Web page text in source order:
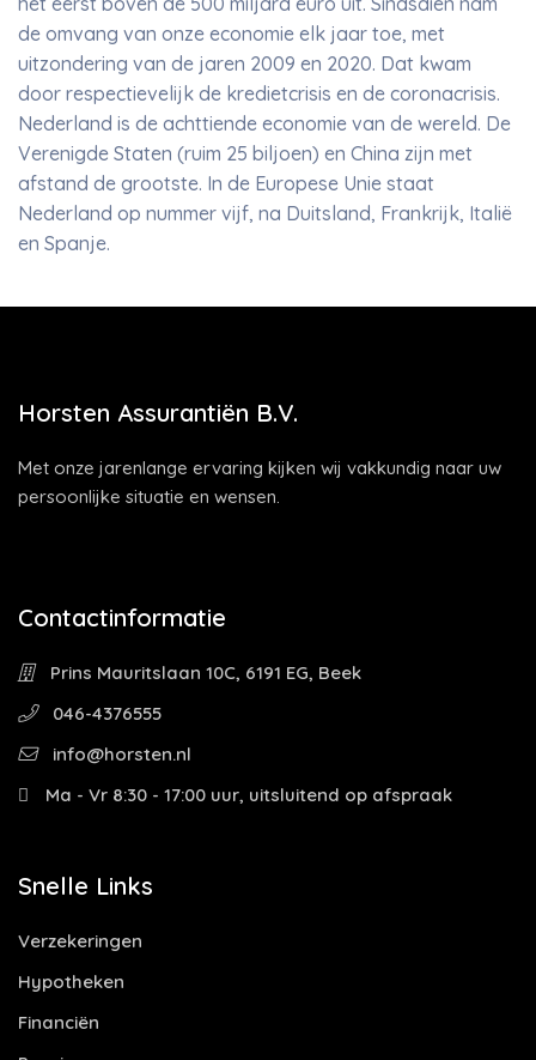
de omvang van onze economie elk jaar toe, met
uitzondering van de jaren 2009 en 2020. Dat kwam
door respectievelijk de kredietcrisis en de coronacrisis.
Nederland is de achttiende economie van de wereld. De
Verenigde Staten (ruim 25 biljoen) en China zijn met
afstand de grootste. In de Europese Unie staat
Nederland op nummer vijf, na Duitsland, Frankrijk, Italië
en Spanje.
Horsten Assurantiën B.V.
Met onze jarenlange ervaring kijken wij vakkundig naar uw
persoonlijke situatie en wensen.
Contactinformatie
Prins Mauritslaan 10C, 6191 EG, Beek
046-4376555
info@horsten.nl
Ma - Vr 8:30 - 17:00 uur, uitsluitend op afspraak
Snelle Links
Verzekeringen
Hypotheken
Financiën